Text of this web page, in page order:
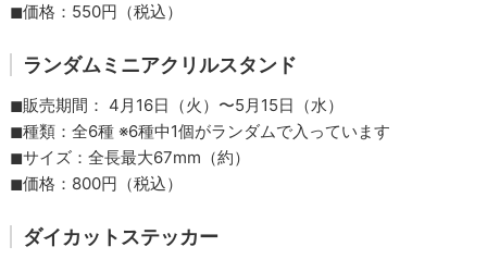
◼︎価格：550円（税込）
ランダムミニアクリルスタンド
◼︎販売期間： 4月16日（火）〜5月15日（水）
◼︎種類：全6種 ※6種中1個がランダムで入っています
◼︎サイズ：全長最大67mm（約）
◼︎価格：800円（税込）
ダイカットステッカー